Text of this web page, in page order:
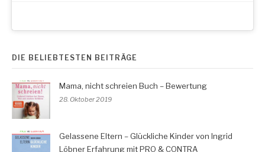
DIE BELIEBTESTEN BEITRÄGE
Mama, nicht schreien Buch – Bewertung
28. Oktober 2019
Gelassene Eltern – Glückliche Kinder von Ingrid
Löbner Erfahrung mit PRO & CONTRA